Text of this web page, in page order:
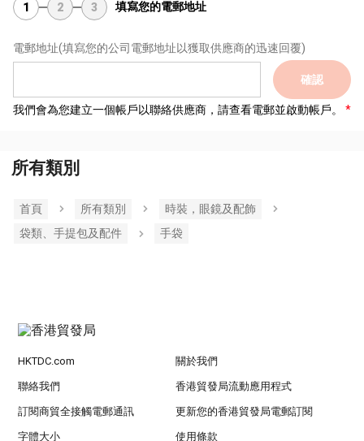
1 2 3 填寫您的電郵地址
電郵地址(填寫您的公司電郵地址以獲取供應商的迅速回覆)
確認
我們會為您建立一個帳戶以聯絡供應商，請查看電郵並啟動帳戶。
所有類別
首頁 所有類別
時裝，眼鏡及配飾
袋類、手提包及配件
手袋
HKTDC.com 關於我們
聯絡我們 香港貿發局流動應用程式
訂閱商貿全接觸電郵通訊 更新您的香港貿發局電郵訂閱
字體大小 使用條款